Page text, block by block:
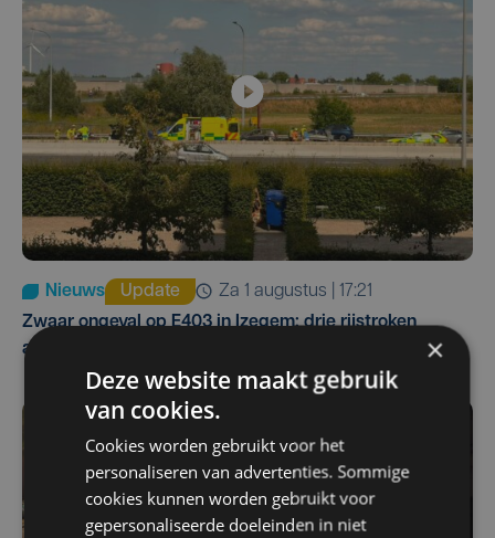
Nieuws Update
za 1 augustus | 17:21
Zwaar ongeval op E403 in Izegem: drie rijstroken
afgesloten
×
Deze website maakt gebruik
van cookies.
Cookies worden gebruikt voor het
personaliseren van advertenties. Sommige
cookies kunnen worden gebruikt voor
gepersonaliseerde doeleinden in niet